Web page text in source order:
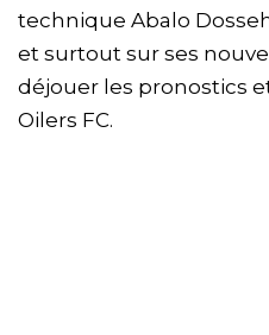
technique Abalo
et surtout sur ses
déjouer les pronostics
Oilers FC.